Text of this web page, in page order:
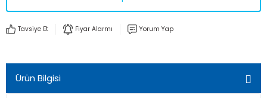
Tavsiye Et Fiyar Alarmı Yorum Yap
Ürün Bilgisi